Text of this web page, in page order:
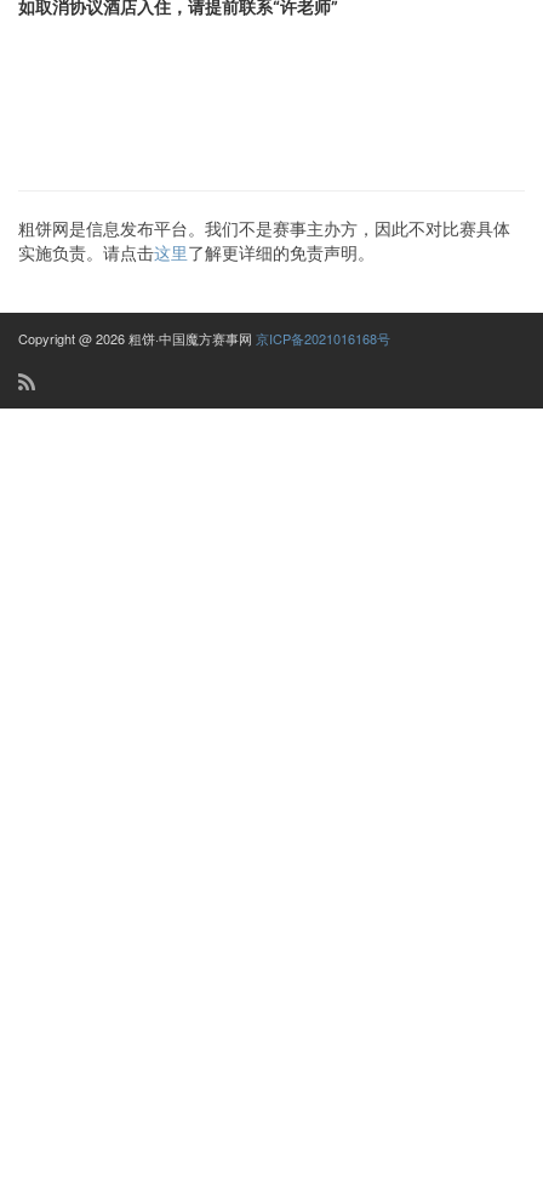
如取消协议酒店入住，请提前联系“许老师”
粗饼网是信息发布平台。我们不是赛事主办方，因此不对比赛具体
实施负责。请点击这里了解更详细的免责声明。
Copyright @ 2026 粗饼·中国魔方赛事网 京ICP备2021016168号